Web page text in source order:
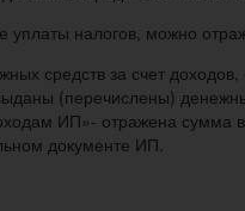
налогов, можно
средств за счет
(перечислены)
ИП»- отражена сумма
документе ИП.